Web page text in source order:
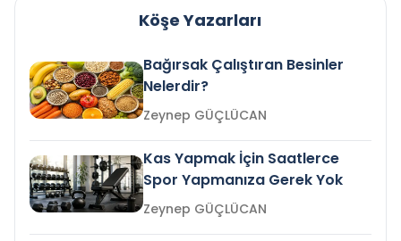
Köşe Yazarları
Bağırsak Çalıştıran Besinler
Nelerdir?
Zeynep GÜÇLÜCAN
Kas Yapmak İçin Saatlerce
Spor Yapmanıza Gerek Yok
Zeynep GÜÇLÜCAN